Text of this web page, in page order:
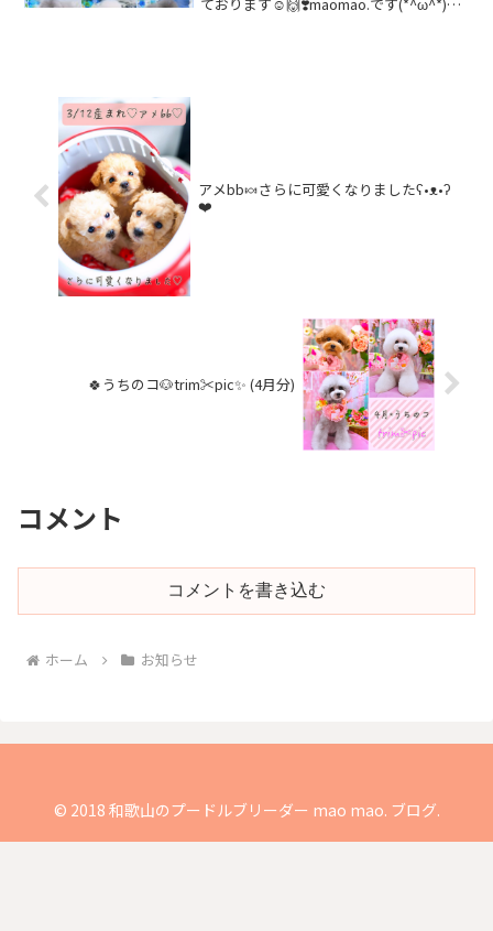
アメbb🍬さらに可愛くなりましたʕ•ᴥ•ʔ
❤️
🍀うちのコ🐶trim✂︎pic✨ (4月分)
コメント
コメントを書き込む
ホーム お知らせ
© 2018 和歌山のプードルブリーダー mao mao. ブログ.